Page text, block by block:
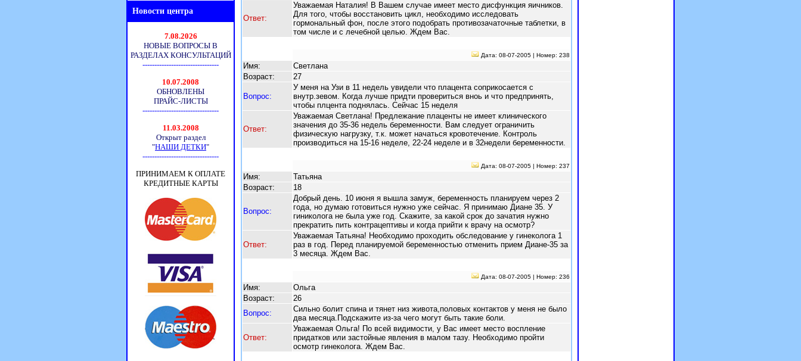
Ответ:
Уважаемая Наталия! В Вашем случае имеет место дисфункция яичников.
Для того, чтобы восстановить цикл, необходимо исследовать
гормональный фон, после этого подобрать противозачаточные таблетки, в
том числе и с лечебной целью. Ждем Вас.
Дата: 08-07-2005 | Номер: 238
Имя:
Светлана
Возраст:
27
Вопрос:
У меня на Узи в 11 недель увидели что плацента соприкосается с
внутр.зевом. Когда лучше придти провериться вноь и что предпринять,
чтобы плцента поднялась. Сейчас 15 неделя
Ответ:
Уважаемая Светлана! Предлежание плаценты не имеет клинического
значения до 35-36 недель беременности. Вам следует ограничить
физическую нагрузку, т.к. может начаться кровотечение. Контроль
производиться на 15-16 неделе, 22-24 неделе и в 32недели беременности.
Дата: 08-07-2005 | Номер: 237
Имя:
Татьяна
Возраст:
18
Вопрос:
Добрый день. 10 июня я вышла замуж, беременность планируем через 2
года, но думаю готовиться нужно уже сейчас. Я принимаю Диане 35. У
гиниколога не была уже год. Скажите, за какой срок до зачатия нужно
прекратить пить контрацептивы и когда прийти к врачу на осмотр?
Ответ:
Уважаемая Татьяна! Необходимо проходить обследование у гинеколога 1
раз в год. Перед планируемой беременностью отменить прием Диане-35 за
3 месяца. Ждем Вас.
Дата: 08-07-2005 | Номер: 236
Имя:
Ольга
Возраст:
26
Вопрос:
Сильно болит спина и тянет низ живота,половых контактов у меня не было
два месяца.Подскажите из-за чего могут быть такие боли.
Ответ:
Уважаемая Ольга! По всей видимости, у Вас имеет место воспление
придатков или застойные явления в малом тазу. Необходимо пройти
осмотр гинеколога. Ждем Вас.
Новости центра